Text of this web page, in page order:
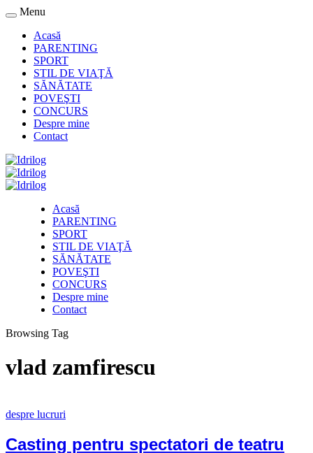
Menu
Acasă
PARENTING
SPORT
STIL DE VIAŢĂ
SĂNĂTATE
POVEŞTI
CONCURS
Despre mine
Contact
Acasă
PARENTING
SPORT
STIL DE VIAŢĂ
SĂNĂTATE
POVEŞTI
CONCURS
Despre mine
Contact
Browsing Tag
vlad zamfirescu
despre lucruri
Casting pentru spectatori de teatru